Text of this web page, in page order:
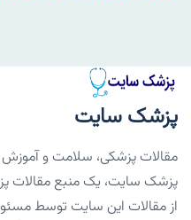
پزشک سایت
مقالات پزشکی، سلامت و آموزش
پزشک سایت، یک منبع
از مقالات این سایت توسط